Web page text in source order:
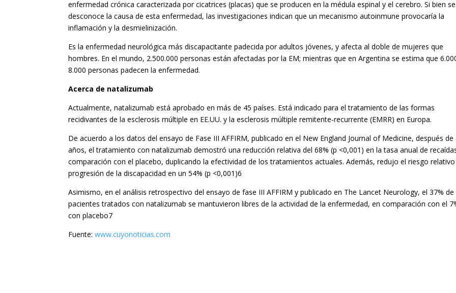
enfermedad crónica caracterizada por cicatrices (placas) que se producen en la médula espinal y el cerebro. Si bien se
desconoce la causa de esta enfermedad, las investigaciones indican que un mecanismo autoinmune provocaría la
inflamación y la desmielinización.
Es la enfermedad neurológica más discapacitante padecida por adultos jóvenes, y afecta al doble de mujeres que
hombres. En el mundo, 2.500.000 personas están afectadas por la EM; mientras que en Argentina se estima que
8.000 personas padecen la enfermedad.
Acerca de natalizumab
Actualmente, natalizumab está aprobado en más de 45 países. Está indicado para el tratamiento de las formas
recidivantes de la esclerosis múltiple en EE.UU. y la esclerosis múltiple remitente-recurrente (EMRR) en Europa.
De acuerdo a los datos del ensayo de Fase III AFFIRM, publicado en el New England Journal of Medicine, después de
años, el tratamiento con natalizumab demostró una reducción relativa del 68% (p <0,001) en la tasa anual de
comparación con el placebo, duplicando la efectividad de los tratamientos actuales. Además, redujo el riesgo relativo
progresión de la discapacidad en un 54% (p <0,001)6
Asimismo, en el análisis retrospectivo del ensayo de fase III AFFIRM y publicado en The Lancet Neurology, el 37% de
pacientes tratados con natalizumab se mantuvieron libres de la actividad de la enfermedad, en comparación con el
con placebo7
Fuente:www.cuyonoticias.com